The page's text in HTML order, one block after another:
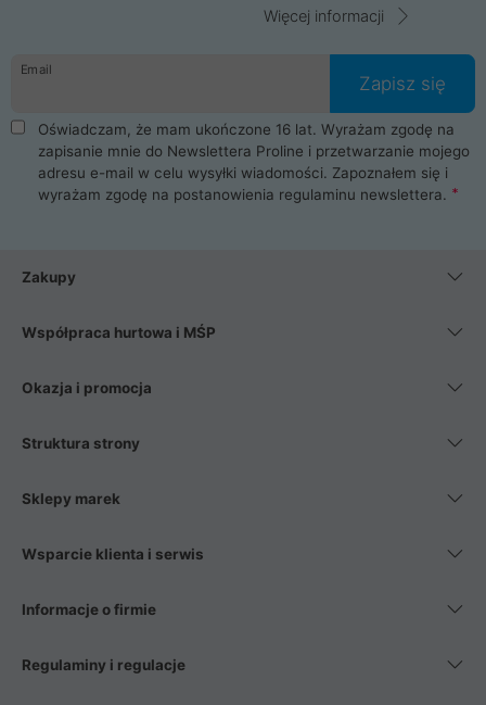
komunikacja ze sklepem komputerowym ProLine jest
danych osobowych. Dlatego zakup notebooka albo laptopa w
ProLine to czysta przyjemność i pełne bezpieczeństwo.
Zaopatrzysz się u nas w akcesoria i części komputerowe
takie jak procesory, karty graficzne, płyty główne, pamięci,
dyski SSD, M.2 oraz HDD. Nasi pracownicy pomogą Ci wybrać
najlepszy zasilacz komputerowy oraz obudowę do komputera.
Poza komputerami mamy również najlepsze na rynku
Smartfony takich producentów jak Xiaomi, Apple, Samsung i
wentylatory. Na koniec mając już to wszystko, możesz
Więcej informacji
Email
Zapisz się
Oświadczam, że mam ukończone 16 lat. Wyrażam zgodę na
zapisanie mnie do Newslettera Proline i przetwarzanie mojego
adresu e-mail w celu wysyłki wiadomości. Zapoznałem się i
wyrażam zgodę na postanowienia regulaminu newslettera.
Zakupy
Współpraca hurtowa i MŚP
Okazja i promocja
Struktura strony
Sklepy marek
Wsparcie klienta i serwis
Informacje o firmie
Regulaminy i regulacje